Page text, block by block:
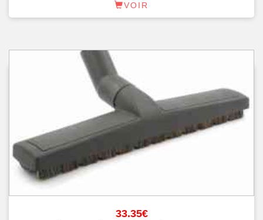
VOIR
33.35€